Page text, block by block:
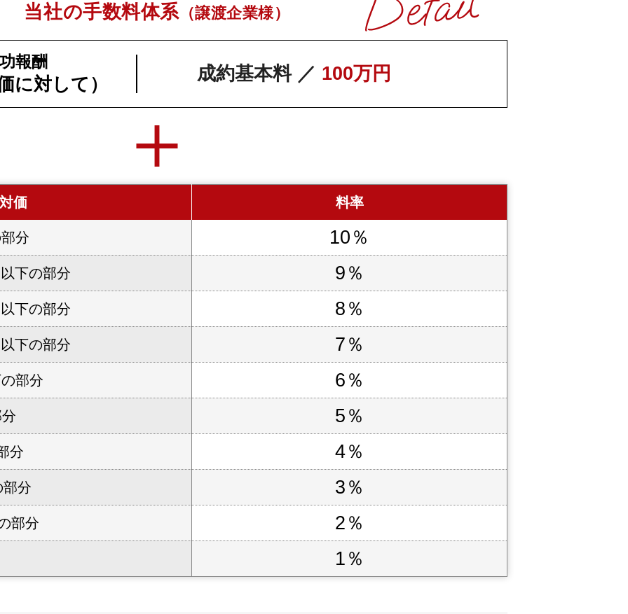
当社の手数料体系（譲渡企業様）
報酬
に対して） 成約基本料 ／ 100万円
価 料率
分 10％
下の部分 9％
下の部分 8％
下の部分 7％
部分 6％
5％
分 4％
分 3％
部分
2％
1％